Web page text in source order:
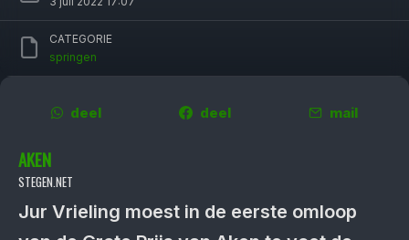
CATEGORIE
springen
deel deel mail
AKEN
STEGEN.NET
Jur Vrieling moest in de eerste omloop